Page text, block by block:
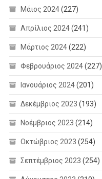
Μάιος 2024(227)
Απρίλιος 2024(241)
Μάρτιος 2024(222)
Φεβρουάριος 2024(227)
Ιανουάριος 2024(201)
Δεκέμβριος 2023 (193)
Νοέμβριος 2023 (214)
Οκτώβριος 2023 (254)
Σεπτέμβριος 2023 (254)